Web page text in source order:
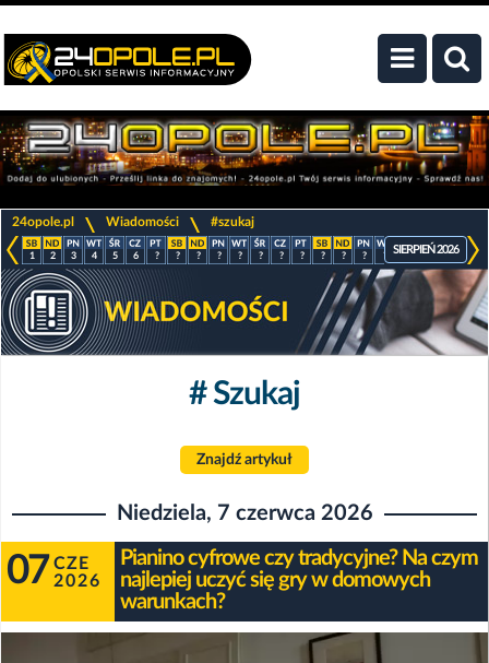
24opole.pl Wiadomości #szukaj
1 2 3 4 5 6 ? ? ? ? ? ? ? ? ? ? ? ? ? ? ?
SIERPIEŃ 2026
# Szukaj
Znajdź artykuł
Niedziela, 7 czerwca 2026
07 CZE
2026
Pianino cyfrowe czy tradycyjne? Na czym
najlepiej uczyć się gry w domowych
warunkach?